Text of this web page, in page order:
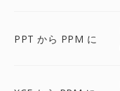
PPT から PPM に